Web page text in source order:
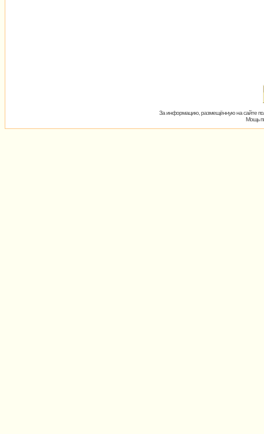
За информацию, размещённую на сайте
Мощь